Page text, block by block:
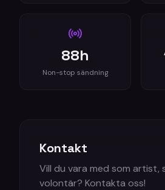
88h
Non-stop sändning
Kontakt
Vill du vara med som artist,
volontär? Kontakta oss!